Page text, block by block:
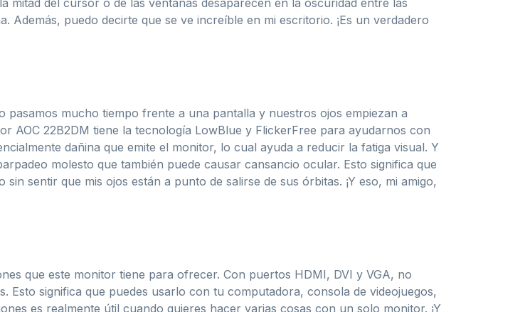
puedo decirte que se ve increíble en mi escritorio. ¡Es un verdadero
mucho tiempo frente a una pantalla y nuestros ojos empiezan a
AOC 22B2DM tiene la tecnología LowBlue y FlickerFree para ayudarnos con
dañina que emite el monitor, lo cual ayuda a reducir la fatiga visual. Y
molesto que también puede causar cansancio ocular. Esto significa que
sentir que mis ojos están a punto de salirse de sus órbitas. ¡Y eso, mi amigo,
que este monitor tiene para ofrecer. Con puertos HDMI, DVI y VGA, no
significa que puedes usarlo con tu computadora, consola de videojuegos,
es realmente útil cuando quieres hacer varias cosas con un solo monitor. ¡Y